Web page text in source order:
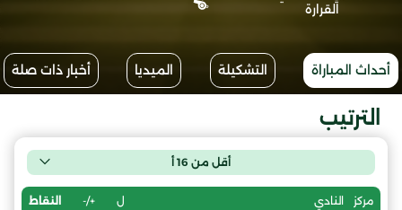
القرارة
أحداث المباراة التشكيلة الميديا أخبار ذات صلة
الترتيب
أقل من 16 أ
مركز النادي ل +/- النقاط